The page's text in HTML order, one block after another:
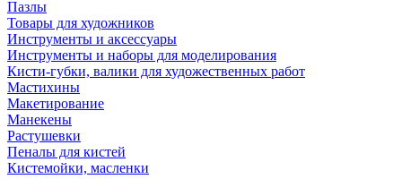
Пазлы
Товары для художников
Инструменты и аксессуары
Инструменты и наборы для моделирования
Кисти-губки, валики для художественных работ
Мастихины
Макетирование
Манекены
Растушевки
Пеналы для кистей
Кистемойки, масленки